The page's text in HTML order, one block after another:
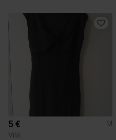
5 €
M
Vila